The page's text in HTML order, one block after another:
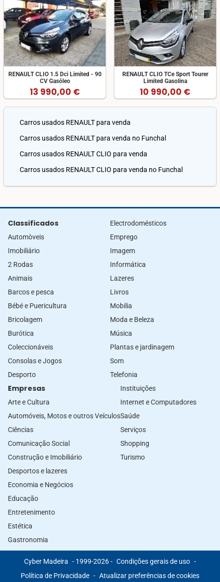
RENAULT CLIO 1.5 Dci Limited - 90
CV Gasóleo
13 990,00 €
RENAULT CLIO TCe Sport Tourer
Limited Gasolina
10 990,00 €
Carros usados RENAULT para venda
Carros usados RENAULT para venda no Funchal
Carros usados RENAULT CLIO para venda
Carros usados RENAULT CLIO para venda no Funchal
Classificados
Automòveis
Imobiliário
2 Rodas
Animais
Barcos e pesca
Bébé e Puericultura
Bricolagem
Burótica
Coleccionáveis
Consolas e Jogos
Desporto
Electrodomésticos
Emprego
Imagem
Informática
Lazeres
Livros
Mobilia
Moda e Beleza
Música
Plantas e jardinagem
Som
Telefonia
Empresas
Arte e Cultura
Automóveis, Motos e outros Veículos
Ciências
Comunicação Social
Construção e Imobiliário
Desportos e lazeres
Economia e Negócios
Educação
Entretenimento
Estética
Gastronomia
Instituições
Internet e Computadores
Saúde
Serviços
Shopping
Turismo
Cyber Madeira - 1999-2026 - Condições gerais de uso -
Política de Privacidade - Atualizar preferências de cookies